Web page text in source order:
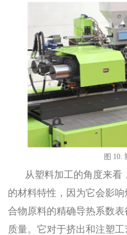
图 10.
从塑料加工的角度来看
的材料特性，因为它会影
合物原料的精确导热系数
质量。它对于挤出和注塑